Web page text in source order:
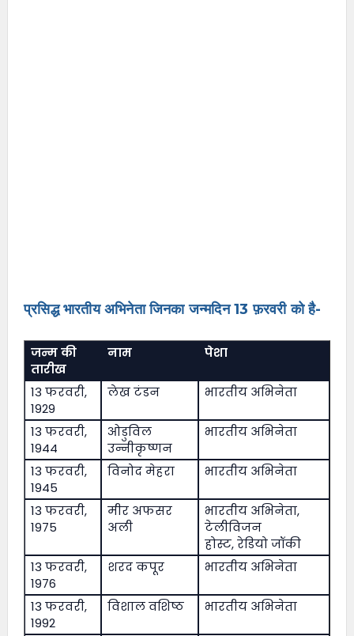
प्रसिद्ध भारतीय अभिनेता जिनका जन्मदिन 13 फ़रवरी को है-
जन्म की
तारीख
नाम पेशा
13 फरवरी,
1929
लेख टंडन भारतीय अभिनेता
13 फरवरी,
1944
ओडुविल
उन्नीकृष्णन
भारतीय अभिनेता
13 फरवरी,
1945
विनोद मेहरा भारतीय अभिनेता
13 फरवरी,
1975
मीर अफसर
अली
भारतीय अभिनेता,
टेलीविजन
होस्ट, रेडियो जॉकी
13 फरवरी,
1976
शरद कपूर भारतीय अभिनेता
13 फरवरी,
1992
विशाल वशिष्ठ भारतीय अभिनेता